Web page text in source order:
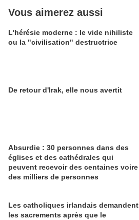
Vous aimerez aussi
L'hérésie moderne : le vide nihiliste
ou la "civilisation" destructrice
De retour d'Irak, elle nous avertit
Absurdie : 30 personnes dans des
églises et des cathédrales qui
peuvent recevoir des centaines voire
des milliers de personnes
Les catholiques irlandais demandent
les sacrements après que le